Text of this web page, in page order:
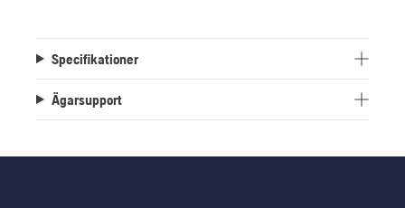
Specifikationer
Ägarsupport